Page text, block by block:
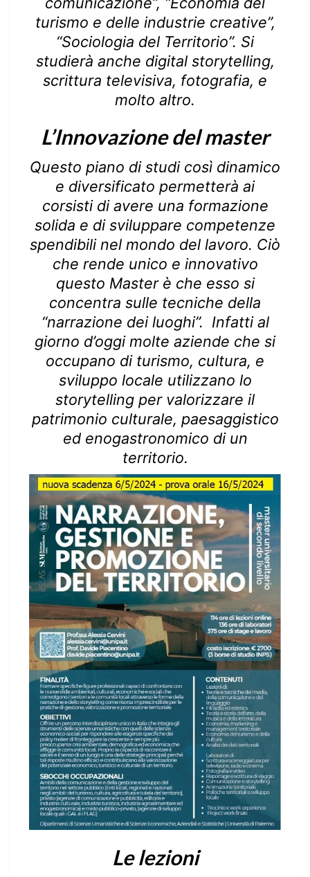
turismo e delle industrie creative”,
“Sociologia del Territorio”. Si
studierà anche digital storytelling,
scrittura televisiva, fotografia, e
molto altro.
L’Innovazione del master
Questo piano di studi così dinamico
e diversificato permetterà ai
corsisti di avere una formazione
solida e di sviluppare competenze
spendibili nel mondo del lavoro. Ciò
che rende unico e innovativo
questo Master è che esso si
concentra sulle tecniche della
“narrazione dei luoghi”. Infatti al
giorno d’oggi molte aziende che si
occupano di turismo, cultura, e
sviluppo locale utilizzano lo
storytelling per valorizzare il
patrimonio culturale, paesaggistico
ed enogastronomico di un
territorio.
Le lezioni